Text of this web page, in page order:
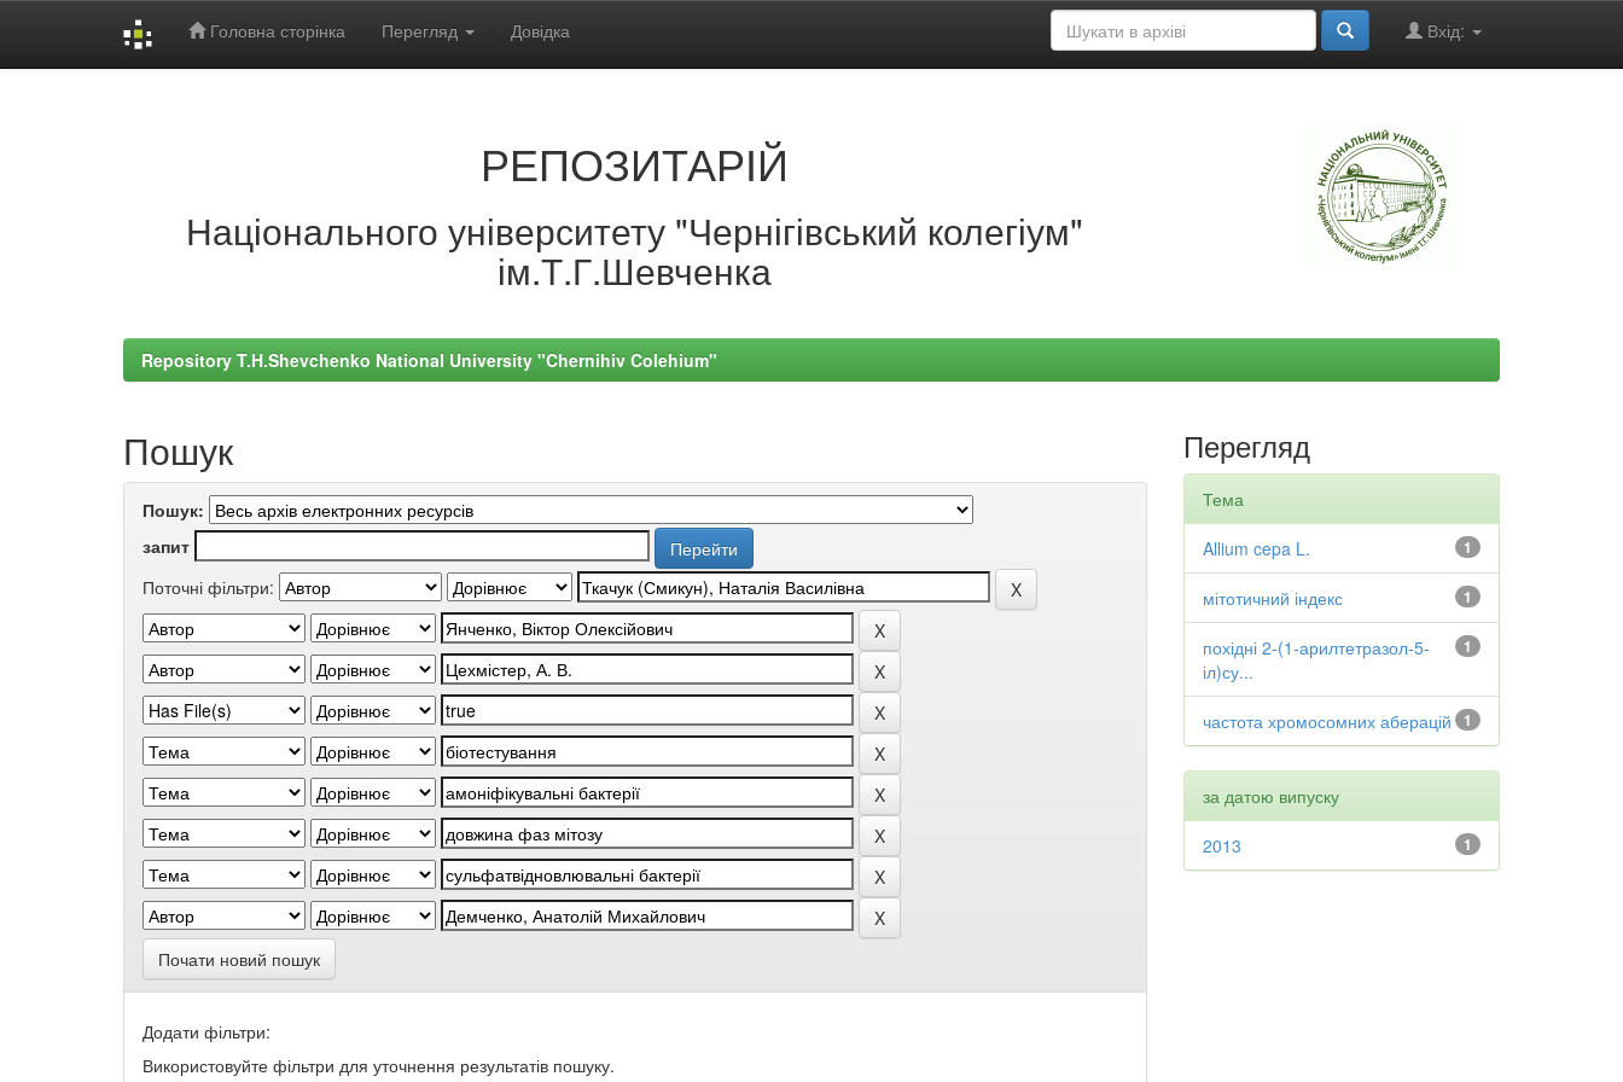
Головна сторінка Перегляд Довідка Вхід:
РЕПОЗИТАРІЙ
Національного університету "Чернігівський колегіум"
ім.Т.Г.Шевченка
Repository T.H.Shevchenko National University "Chernihiv Colehium"
Пошук
Пошук:
запит
Поточні фільтри:
Почати новий пошук
Додати фільтри:
Використовуйте фільтри для уточнення результатів пошуку.
Перегляд
Тема
1
Allium cepa L.
1
мітотичний індекс
1
похідні 2-(1-арилтетразол-5-
іл)су...
1
частота хромосомних аберацій
за датою випуску
1
2013